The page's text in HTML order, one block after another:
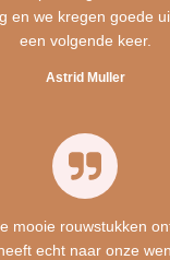
en we kregen goede
een volgende keer.
Astrid Muller
mooie rouwstukken
echt naar onze